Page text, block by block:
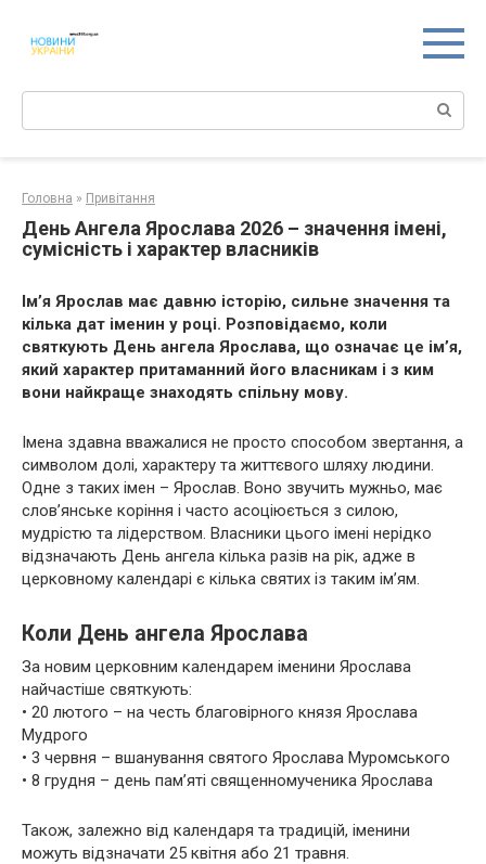
контенту
Поиск:
Головна » Привітання
День Ангела Ярослава 2026 – значення імені,
сумісність і характер власників
Ім’я Ярослав має давню історію, сильне значення та
кілька дат іменин у році. Розповідаємо, коли
святкують День ангела Ярослава, що означає це ім’я,
який характер притаманний його власникам і з ким
вони найкраще знаходять спільну мову.
Імена здавна вважалися не просто способом звертання, а
символом долі, характеру та життєвого шляху людини.
Одне з таких імен – Ярослав. Воно звучить мужньо, має
слов’янське коріння і часто асоціюється з силою,
мудрістю та лідерством. Власники цього імені нерідко
відзначають День ангела кілька разів на рік, адже в
церковному календарі є кілька святих із таким ім’ям.
Коли День ангела Ярослава
За новим церковним календарем іменини Ярослава
найчастіше святкують:
• 20 лютого – на честь благовірного князя Ярослава
Мудрого
• 3 червня – вшанування святого Ярослава Муромського
• 8 грудня – день пам’яті священномученика Ярослава
Також, залежно від календаря та традицій, іменини
можуть відзначати 25 квітня або 21 травня.